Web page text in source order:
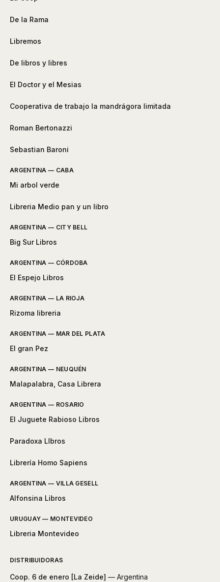
De la Rama
Libremos
De libros y libres
El Doctor y el Mesias
Cooperativa de trabajo la mandrágora limitada
Roman Bertonazzi
Sebastian Baroni
ARGENTINA — CABA
Mi arbol verde
Libreria Medio pan y un libro
ARGENTINA — CITY BELL
Big Sur Libros
ARGENTINA — CÓRDOBA
El Espejo Libros
ARGENTINA — LA RIOJA
Rizoma libreria
ARGENTINA — MAR DEL PLATA
El gran Pez
ARGENTINA — NEUQUÉN
Malapalabra, Casa Librera
ARGENTINA — ROSARIO
El Juguete Rabioso Libros
Paradoxa LIbros
Librería Homo Sapiens
ARGENTINA — VILLA GESELL
Alfonsina Libros
URUGUAY — MONTEVIDEO
Libreria Montevideo
DISTRIBUIDORAS
Coop. 6 de enero [La Zeide] — Argentina